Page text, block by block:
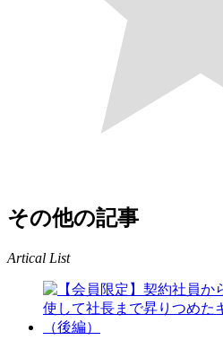
その他の記事
Artical List